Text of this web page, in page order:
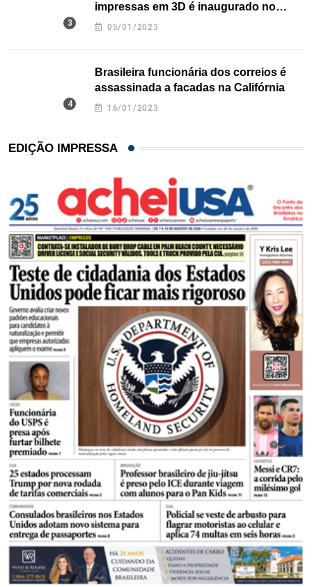
impressas em 3D é inaugurado no
Texas
05/01/2023
Brasileira funcionária dos correios é
assassinada a facadas na Califórnia
16/01/2023
EDIÇÃO IMPRESSA